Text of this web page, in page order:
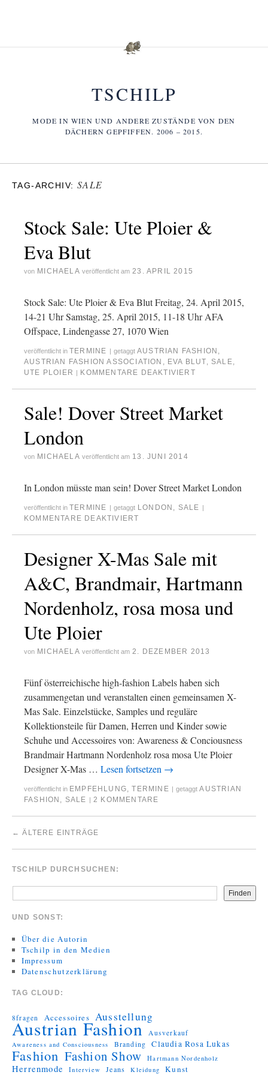
TSCHILP
MODE IN WIEN UND ANDERE ZUSTÄNDE VON DEN
DÄCHERN GEPFIFFEN. 2006 – 2015.
TAG-ARCHIV: SALE
Stock Sale: Ute Ploier &
Eva Blut
von MICHAELA veröffentlicht am 23. APRIL 2015
Stock Sale: Ute Ploier & Eva Blut Freitag, 24. April 2015,
14-21 Uhr Samstag, 25. April 2015, 11-18 Uhr AFA
Offspace, Lindengasse 27, 1070 Wien
veröffentlicht in TERMINE | getaggt AUSTRIAN FASHION ,
AUSTRIAN FASHION ASSOCIATION , EVA BLUT, SALE,
UTE PLOIER | KOMMENTARE DEAKTIVIERT
Sale! Dover Street Market
London
von MICHAELA veröffentlicht am 13. JUNI 2014
In London müsste man sein! Dover Street Market London
veröffentlicht in TERMINE | getaggt LONDON , SALE |
KOMMENTARE DEAKTIVIERT
Designer X-Mas Sale mit
A&C, Brandmair, Hartmann
Nordenholz, rosa mosa und
Ute Ploier
von MICHAELA veröffentlicht am 2. DEZEMBER 2013
Fünf österreichische high-fashion Labels haben sich
zusammengetan und veranstalten einen gemeinsamen X-
Mas Sale. Einzelstücke, Samples und reguläre
Kollektionsteile für Damen, Herren und Kinder sowie
Schuhe und Accessoires von: Awareness & Conciousness
Brandmair Hartmann Nordenholz rosa mosa Ute Ploier
Designer X-Mas … Lesen fortsetzen →
veröffentlicht in EMPFEHLUNG,TERMINE | getaggt AUSTRIAN
FASHION , SALE | 2 KOMMENTARE
← ÄLTERE EINTRÄGE
TSCHILP DURCHSUCHEN:
Finden
UND SONST:
Über die Autorin
Tschilp in den Medien
Impressum
Datenschutzerklärung
TAG CLOUD:
8fragen Accessoires Ausstellung
Austrian Fashion Ausverkauf
Awareness and Consciousness Branding Claudia Rosa Lukas
Fashion Fashion Show Hartmann Nordenholz
Herrenmode Interview Jeans Kleidung Kunst